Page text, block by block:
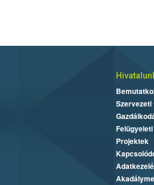
Szervezeti
Projektek